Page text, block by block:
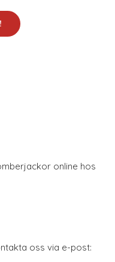
online hos
oss via e-post: